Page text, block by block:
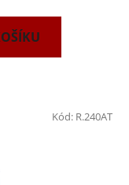
Kód: R.240AT